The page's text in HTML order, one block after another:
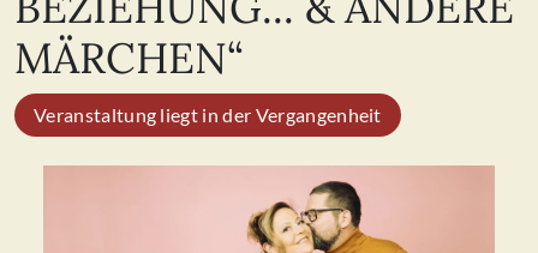
ÜBER UNS
KONTAKT
MÄRCHEN“
Veranstaltung liegt in der Vergangenheit